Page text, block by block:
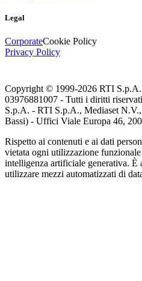
Legal
CorporateCookie Policy
Privacy Policy
Copyright © 1999-2026 RTI S.p.A.
03976881007 - Tutti i diritti
S.p.A. - RTI S.p.A., Mediaset N.V.,
Bassi) - Uffici Viale Europa 46,
Rispetto ai contenuti e ai dati
vietata ogni utilizzazione
intelligenza artificiale generativa. È
utilizzare mezzi automatizzati di